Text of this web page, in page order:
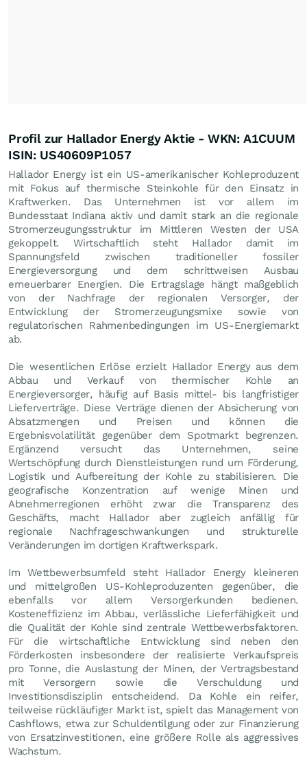
Profil zur Hallador Energy Aktie - WKN: A1CUUM
ISIN: US40609P1057
Hallador Energy ist ein US-amerikanischer Kohleproduzent
mit Fokus auf thermische Steinkohle für den Einsatz in
Kraftwerken. Das Unternehmen ist vor allem im
Bundesstaat Indiana aktiv und damit stark an die regionale
Stromerzeugungsstruktur im Mittleren Westen der USA
gekoppelt. Wirtschaftlich steht Hallador damit im
Spannungsfeld zwischen traditioneller fossiler
Energieversorgung und dem schrittweisen Ausbau
erneuerbarer Energien. Die Ertragslage hängt maßgeblich
von der Nachfrage der regionalen Versorger, der
Entwicklung der Stromerzeugungsmixe sowie von
regulatorischen Rahmenbedingungen im US-Energiemarkt
ab.
Die wesentlichen Erlöse erzielt Hallador Energy aus dem
Abbau und Verkauf von thermischer Kohle an
Energieversorger, häufig auf Basis mittel- bis langfristiger
Lieferverträge. Diese Verträge dienen der Absicherung von
Absatzmengen und Preisen und können die
Ergebnisvolatilität gegenüber dem Spotmarkt begrenzen.
Ergänzend versucht das Unternehmen, seine
Wertschöpfung durch Dienstleistungen rund um Förderung,
Logistik und Aufbereitung der Kohle zu stabilisieren. Die
geografische Konzentration auf wenige Minen und
Abnehmerregionen erhöht zwar die Transparenz des
Geschäfts, macht Hallador aber zugleich anfällig für
regionale Nachfrageschwankungen und strukturelle
Veränderungen im dortigen Kraftwerkspark.
Im Wettbewerbsumfeld steht Hallador Energy kleineren
und mittelgroßen US-Kohleproduzenten gegenüber, die
ebenfalls vor allem Versorgerkunden bedienen.
Kosteneffizienz im Abbau, verlässliche Lieferfähigkeit und
die Qualität der Kohle sind zentrale Wettbewerbsfaktoren.
Für die wirtschaftliche Entwicklung sind neben den
Förderkosten insbesondere der realisierte Verkaufspreis
pro Tonne, die Auslastung der Minen, der Vertragsbestand
mit Versorgern sowie die Verschuldung und
Investitionsdisziplin entscheidend. Da Kohle ein reifer,
teilweise rückläufiger Markt ist, spielt das Management von
Cashflows, etwa zur Schuldentilgung oder zur Finanzierung
von Ersatzinvestitionen, eine größere Rolle als aggressives
Wachstum.